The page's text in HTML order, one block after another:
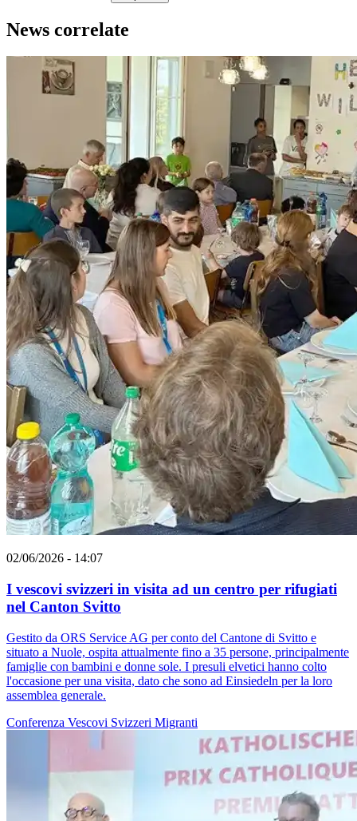
News correlate
02/06/2026 - 14:07
I vescovi svizzeri in visita ad un centro per rifugiati
nel Canton Svitto
Gestito da ORS Service AG per conto del Cantone di Svitto e
situato a Nuole, ospita attualmente fino a 35 persone, principalmente
famiglie con bambini e donne sole. I presuli elvetici hanno colto
l'occasione per una visita, dato che sono ad Einsiedeln per la loro
assemblea generale.
Conferenza Vescovi Svizzeri Migranti